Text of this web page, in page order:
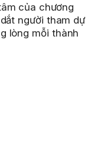
của chương
người tham dự
lòng mỗi thành